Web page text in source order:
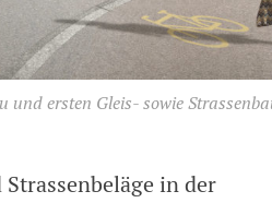
ersten Gleis- sowie
in der